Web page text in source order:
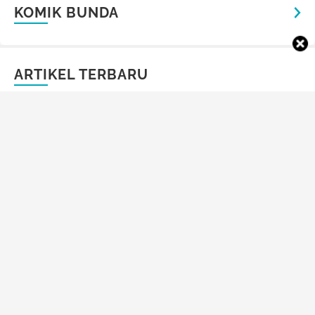
dari Kecil, Tak Sadar Hidup di Keluarga Berada
KOMIK BUNDA